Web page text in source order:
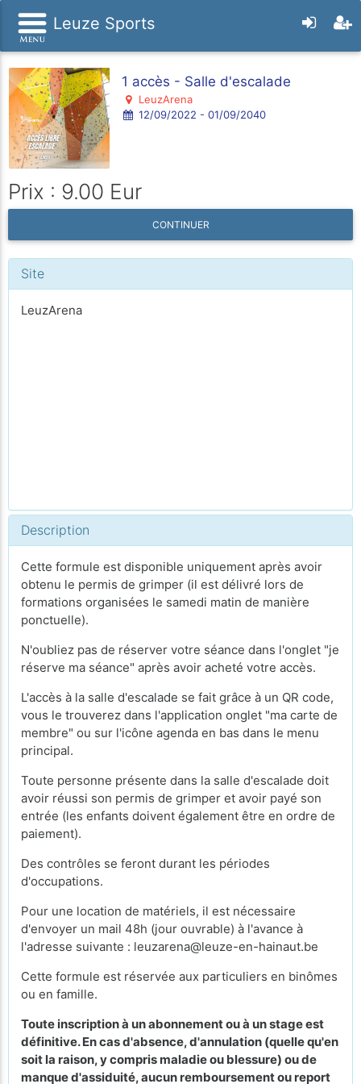
Leuze Sports
1 accès - Salle d'escalade
LeuzArena
12/09/2022 - 01/09/2040
Prix : 9.00 Eur
CONTINUER
Site
LeuzArena
Description
Cette formule est disponible uniquement après avoir
obtenu le permis de grimper (il est délivré lors de
formations organisées le samedi matin de manière
ponctuelle).
N'oubliez pas de réserver votre séance dans l'onglet "je
réserve ma séance" après avoir acheté votre accès.
L'accès à la salle d'escalade se fait grâce à un QR code,
vous le trouverez dans l'application onglet "ma carte de
membre" ou sur l'icône agenda en bas dans le menu
principal.
Toute personne présente dans la salle d'escalade doit
avoir réussi son permis de grimper et avoir payé son
entrée (les enfants doivent également être en ordre de
paiement).
Des contrôles se feront durant les périodes
d'occupations.
Pour une location de matériels, il est nécessaire
d'envoyer un mail 48h (jour ouvrable) à l'avance à
l'adresse suivante : leuzarena@leuze-en-hainaut.be
Cette formule est réservée aux particuliers en binômes
ou en famille.
Toute inscription à un abonnement ou à un stage est
définitive. En cas d'absence, d'annulation (quelle qu'en
soit la raison, y compris maladie ou blessure) ou de
manque d'assiduité, aucun remboursement ou report